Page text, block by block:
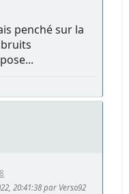
penché sur la
20:41:38 par Verso92